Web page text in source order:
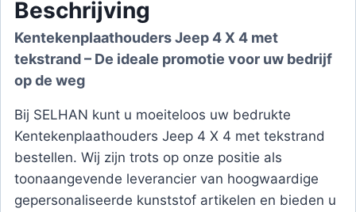
Beschrijving
Kentekenplaathouders Jeep 4 X 4 met
tekstrand – De ideale promotie voor uw bedrijf
op de weg
Bij SELHAN kunt u moeiteloos uw bedrukte
Kentekenplaathouders Jeep 4 X 4 met tekstrand
bestellen. Wij zijn trots op onze positie als
toonaangevende leverancier van hoogwaardige
gepersonaliseerde kunststof artikelen en bieden u